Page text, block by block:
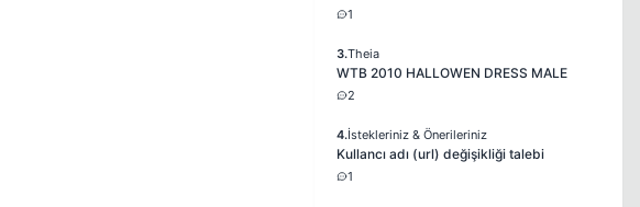
1
3.Theia
WTB 2010 HALLOWEN DRESS MALE
2
4.İstekleriniz & Önerileriniz
Kullancı adı (url) değişikliği talebi
1